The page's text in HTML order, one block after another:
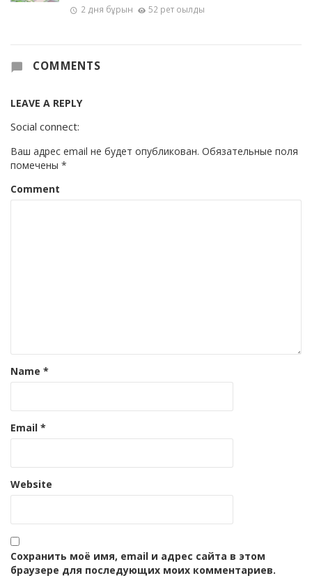
2 дня бұрын 52 рет оқылды
COMMENTS
LEAVE A REPLY
Social connect:
Ваш адрес email не будет опубликован. Обязательные поля
помечены *
Comment
Name *
Email *
Website
Сохранить моё имя, email и адрес сайта в этом
браузере для последующих моих комментариев.